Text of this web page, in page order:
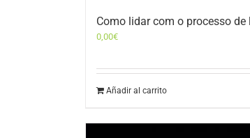
Como lidar com o processo de
0,00€
Añadir al carrito